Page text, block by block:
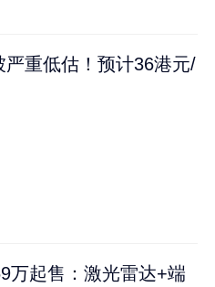
重低估！预计36港元/
万起售：激光雷达+端